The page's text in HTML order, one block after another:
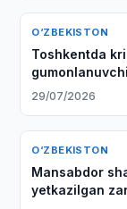
O‘ZBEKISTON
Toshkentda
29/07/2026
O‘ZBEKISTON
Mansabdor
yetkazilgan